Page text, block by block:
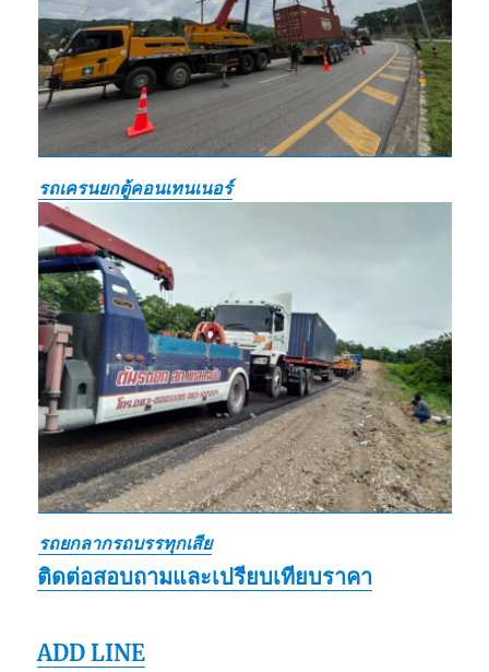
รถเครนยกตู้คอนเทนเนอร์
รถยกลากรถบรรทุกเสีย
ติดต่อสอบถามและเปรียบเทียบราคา
ADD LINE